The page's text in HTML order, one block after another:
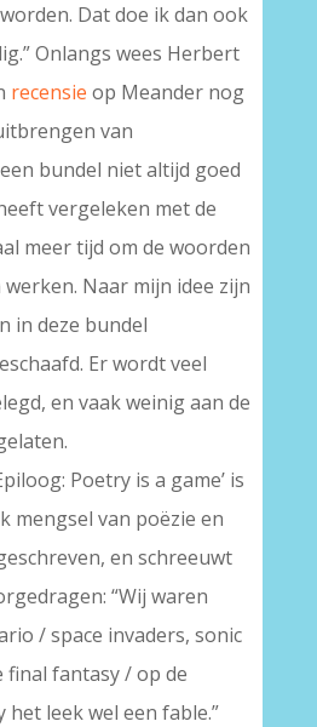
Dat doe ik dan ook
Onlangs wees Herbert
recensie op Meander nog
van
bundel niet altijd goed
vergeleken met de
meer tijd om de woorden
Naar mijn idee zijn
in deze bundel
Er wordt veel
en vaak weinig aan de
Poetry is a game’ is
mengsel van poëzie en
en schreeuwt
“Wij waren
/ space invaders, sonic
final fantasy / op de
het leek wel een fable.”